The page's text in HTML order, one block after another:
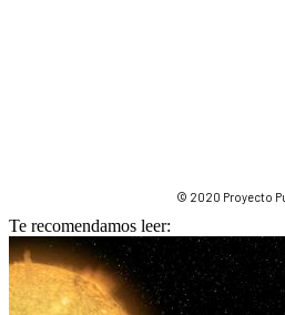
© 2020 Proyecto
Te recomendamos leer: